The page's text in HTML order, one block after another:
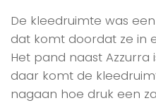
De kleedruimte was
dat komt doordat ze in
Het pand naast Azzurra
daar komt de
nagaan hoe druk een